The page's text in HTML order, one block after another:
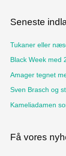
e
r
:
Seneste
Tukaner eller
Black Week med
Amager tegnet
Sven Brasch og
Kameliadamen
Få vores